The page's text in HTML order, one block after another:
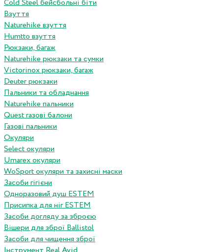
Cold Steel бейсбольні біти
Взуття
Naturehike взуття
Humtto взуття
Рюкзаки, багаж
Naturehike рюкзаки та сумки
Victorinox рюкзаки, багаж
Deuter рюкзаки
Пальники та обладнання
Naturehike пальники
Quest газові балони
Газові пальники
Окуляри
Select окуляри
Umarex окуляри
WoSport окуляри та захисні маски
Засоби гігієни
Одноразовий душ ESTEM
Присипка для ніг ESTEM
Засоби догляду за зброєю
Вішери для зброї Ballistol
Засоби для чищення зброї